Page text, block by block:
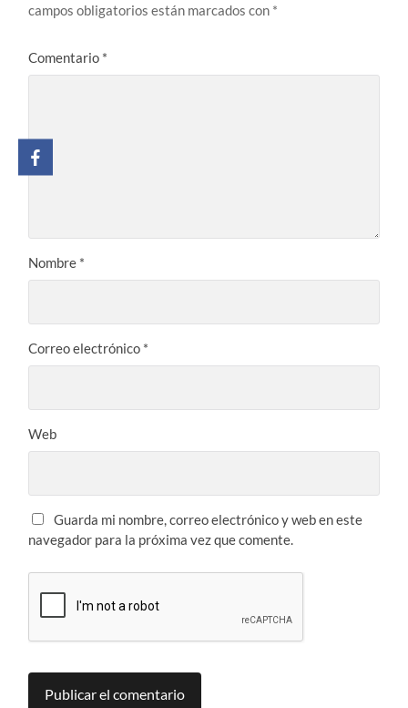
campos obligatorios están marcados con *
Comentario *
Nombre *
Correo electrónico *
Web
Guarda mi nombre, correo electrónico y web en este
navegador para la próxima vez que comente.